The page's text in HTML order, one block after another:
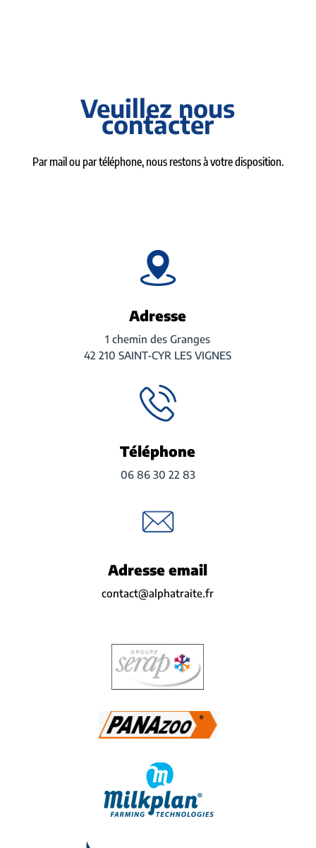
Veuillez nous
contacter
Par mail ou par téléphone, nous restons à votre disposition.
Adresse
1 chemin des Granges
42 210 SAINT-CYR LES VIGNES
Téléphone
06 86 30 22 83
Adresse email
contact@alphatraite.fr